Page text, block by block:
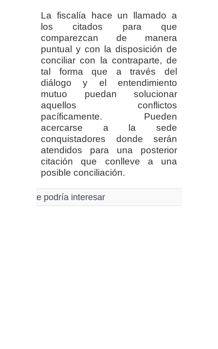
La fiscalía hace un llamado a
los citados para que
comparezcan de manera
puntual y con la disposición de
conciliar con la contraparte, de
tal forma que a través del
diálogo y el entendimiento
mutuo puedan solucionar
aquellos conflictos
pacíficamente. Pueden
acercarse a la sede
conquistadores donde serán
atendidos para una posterior
citación que conlleve a una
posible conciliación.
Le podría interesar